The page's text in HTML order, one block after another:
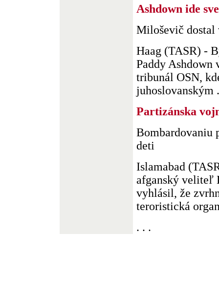
Ashdown ide
Miloševič dostal
Haag (TASR) -
Paddy Ashdown
tribunál OSN,
juhoslovanským
Partizánska
Bombardovaniu
deti
Islamabad
afganský veliteľ
vyhlásil, že
teroristická
. . .